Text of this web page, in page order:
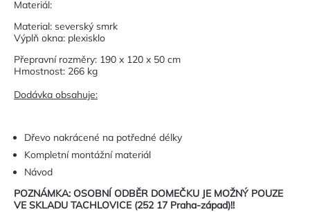
Materiál:
Material: severský smrk
Výplň okna: plexisklo
Přepravní rozměry: 190 x 120 x 50 cm
Hmostnost: 266 kg
Dodávka obsahuje:
Dřevo nakrácené na potředné délky
Kompletní montážní materiál
Návod
POZNÁMKA: OSOBNÍ ODBĚR DOMEČKU JE MOŽNÝ POUZE
VE SKLADU TACHLOVICE (252 17 Praha-západ)!!